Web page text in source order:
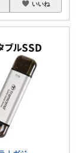
いいね